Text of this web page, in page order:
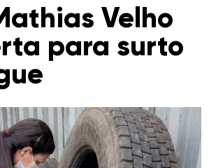
Velho
para surto